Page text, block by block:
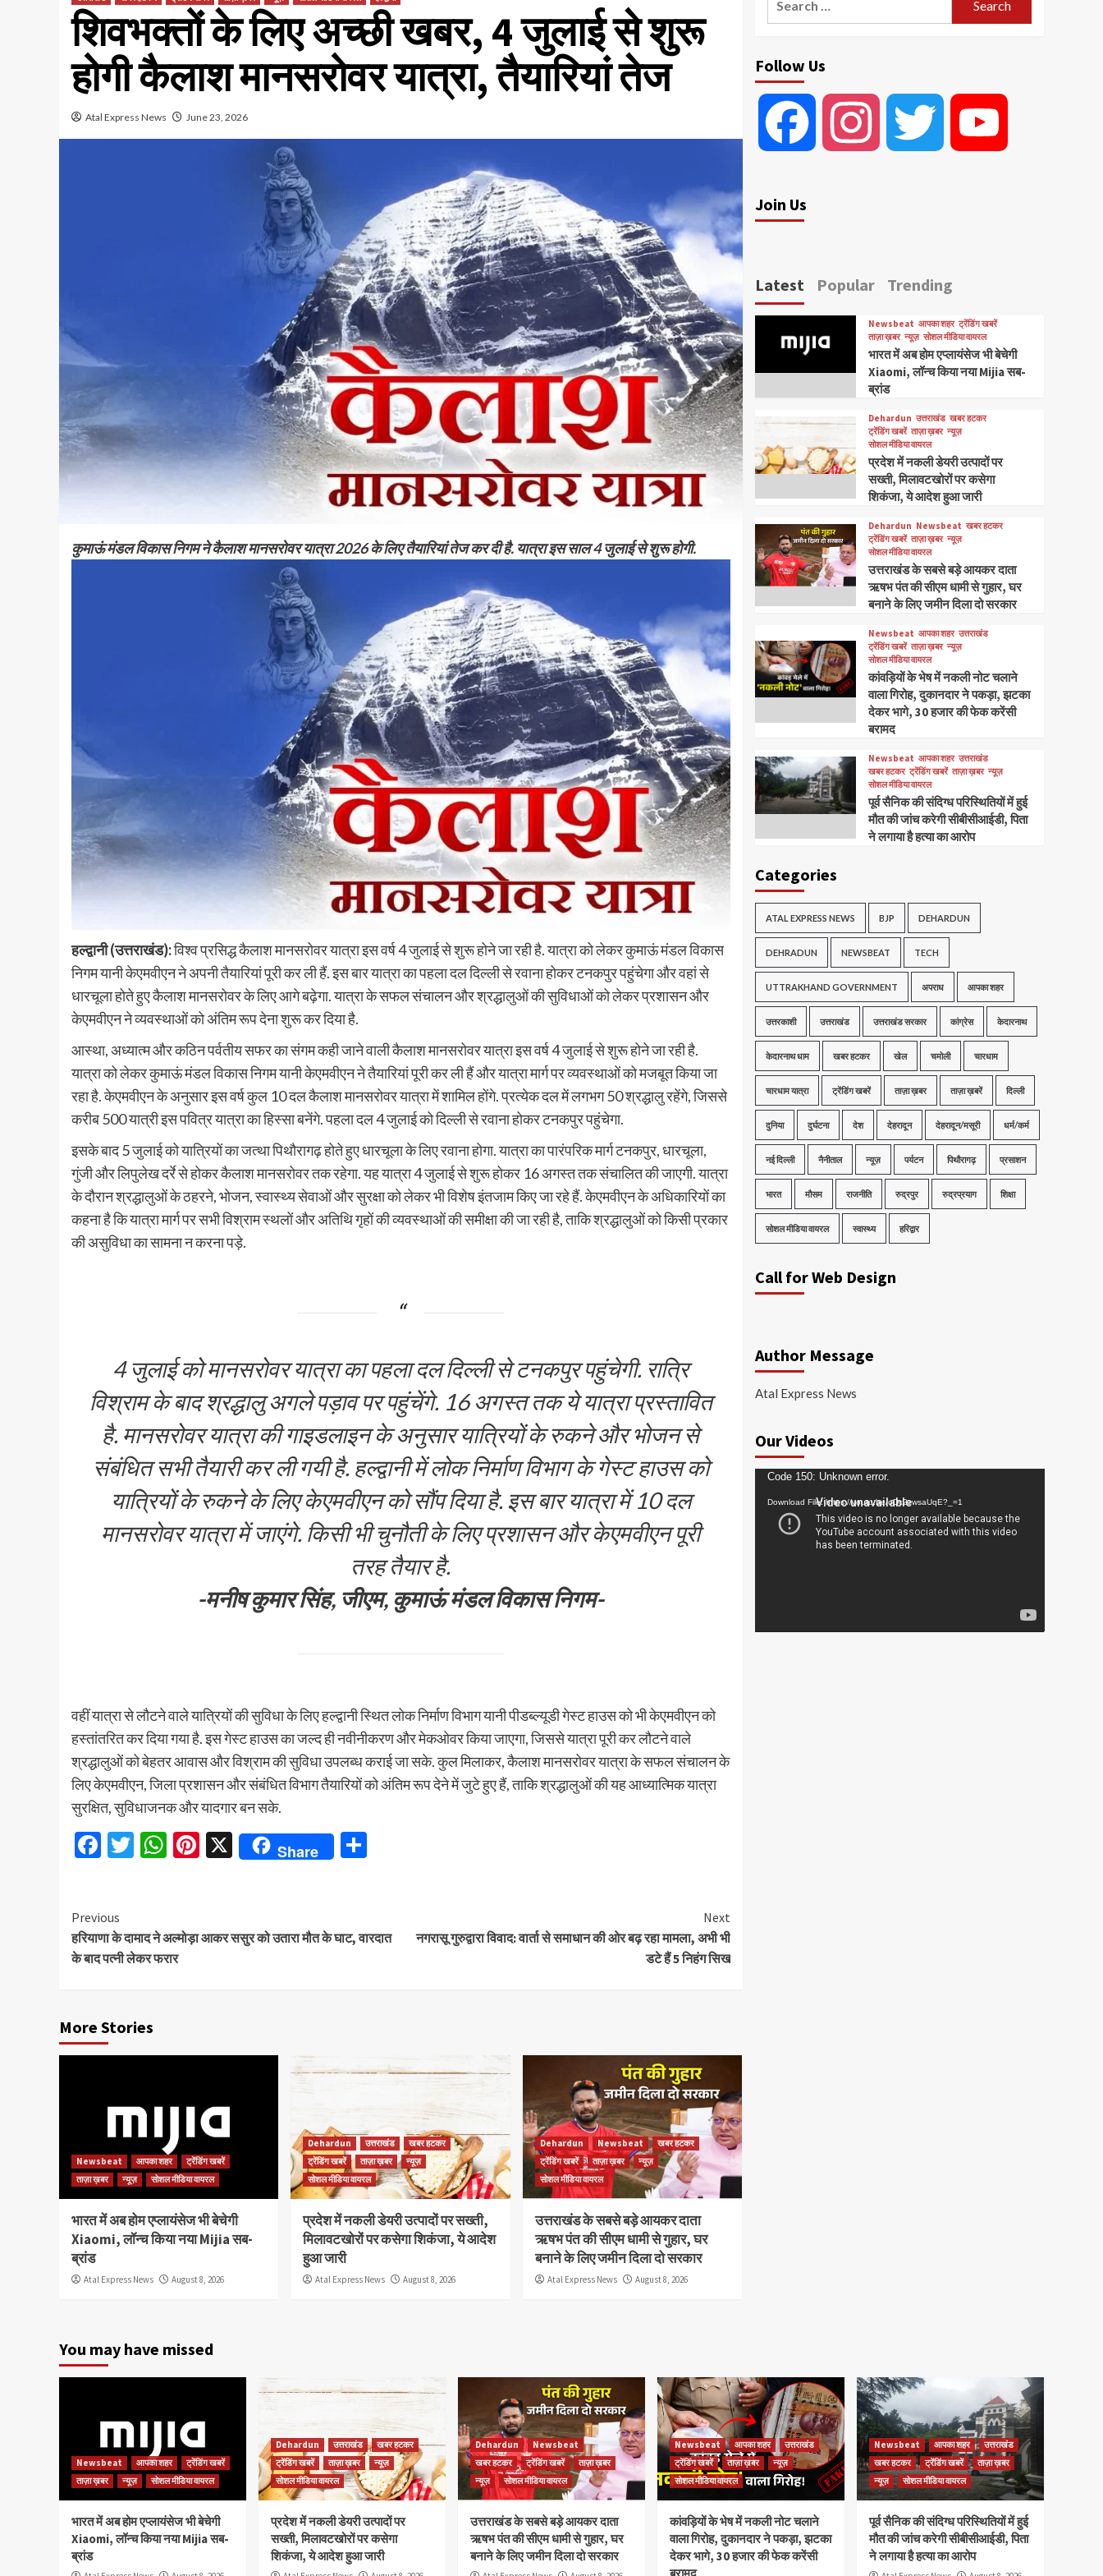
शिवभक्तों के लिए अच्छी खबर, 4 जुलाई से शुरू
होगी कैलाश मानसरोवर यात्रा, तैयारियां तेज
Atal Express News June 23, 2026
कुमाऊं मंडल विकास निगम ने कैलाश मानसरोवर यात्रा 2026 के लिए तैयारियां तेज कर दी है. यात्रा इस साल 4 जुलाई से शुरू होगी.
हल्द्वानी (उत्तराखंड):विश्व प्रसिद्ध कैलाश मानसरोवर यात्रा इस वर्ष 4 जुलाई से शुरू होने जा रही है. यात्रा को लेकर कुमाऊं मंडल विकास
निगम यानी केएमवीएन ने अपनी तैयारियां पूरी कर ली हैं. इस बार यात्रा का पहला दल दिल्ली से रवाना होकर टनकपुर पहुंचेगा और वहां से
धारचूला होते हुए कैलाश मानसरोवर के लिए आगे बढ़ेगा. यात्रा के सफल संचालन और श्रद्धालुओं की सुविधाओं को लेकर प्रशासन और
केएमवीएन ने व्यवस्थाओं को अंतिम रूप देना शुरू कर दिया है.
आस्था, अध्यात्म और कठिन पर्वतीय सफर का संगम कही जाने वाली कैलाश मानसरोवर यात्रा इस वर्ष 4 जुलाई से शुरू होने जा रही है.
यात्रा को लेकर कुमाऊं मंडल विकास निगम यानी केएमवीएन ने तैयारियां पूरी कर ली हैं और यात्रा मार्ग पर व्यवस्थाओं को मजबूत किया जा
रहा है. केएमवीएन के अनुसार इस वर्ष कुल 10 दल कैलाश मानसरोवर यात्रा में शामिल होंगे. प्रत्येक दल में लगभग 50 श्रद्धालु रहेंगे, जिससे
करीब 500 यात्री इस पवित्र यात्रा का हिस्सा बनेंगे. पहला दल 4 जुलाई को दिल्ली से रवाना होकर टनकपुर पहुंचेगा.
इसके बाद 5 जुलाई को यात्रियों का जत्था पिथौरागढ़ होते हुए धारचूला के लिए रवाना होगा. यात्रा का पारंपरिक मार्ग टनकपुर, धारचूला,
गुंजी और लिपुलेख दर्रे से होकर कैलाश मानसरोवर तक रहेगा. यह यात्रा 4 जुलाई से शुरू होकर 16 अगस्त तक संचालित की जाएगी. यात्रा
के दौरान श्रद्धालुओं के ठहरने, भोजन, स्वास्थ्य सेवाओं और सुरक्षा को लेकर भी विशेष इंतजाम किए जा रहे हैं. केएमवीएन के अधिकारियों का
कहना है कि यात्रा मार्ग पर सभी विश्राम स्थलों और अतिथि गृहों की व्यवस्थाओं की समीक्षा की जा रही है, ताकि श्रद्धालुओं को किसी प्रकार
की असुविधा का सामना न करना पड़े.
4 जुलाई को मानसरोवर यात्रा का पहला दल दिल्ली से टनकपुर पहुंचेगी. रात्रि
विश्राम के बाद श्रद्धालु अगले पड़ाव पर पहुंचेंगे. 16 अगस्त तक ये यात्रा प्रस्तावित
है. मानसरोवर यात्रा की गाइडलाइन के अनुसार यात्रियों के रुकने और भोजन से
संबंधित सभी तैयारी कर ली गयी है. हल्द्वानी में लोक निर्माण विभाग के गेस्ट हाउस को
यात्रियों के रुकने के लिए केएमवीएन को सौंप दिया है. इस बार यात्रा में 10 दल
मानसरोवर यात्रा में जाएंगे. किसी भी चुनौती के लिए प्रशासन और केएमवीएन पूरी
तरह तैयार है.
-मनीष कुमार सिंह, जीएम, कुमाऊं मंडल विकास निगम-
वहीं यात्रा से लौटने वाले यात्रियों की सुविधा के लिए हल्द्वानी स्थित लोक निर्माण विभाग यानी पीडब्ल्यूडी गेस्ट हाउस को भी केएमवीएन को
हस्तांतरित कर दिया गया है. इस गेस्ट हाउस का जल्द ही नवीनीकरण और मेकओवर किया जाएगा, जिससे यात्रा पूरी कर लौटने वाले
श्रद्धालुओं को बेहतर आवास और विश्राम की सुविधा उपलब्ध कराई जा सके. कुल मिलाकर, कैलाश मानसरोवर यात्रा के सफल संचालन के
लिए केएमवीएन, जिला प्रशासन और संबंधित विभाग तैयारियों को अंतिम रूप देने में जुटे हुए हैं, ताकि श्रद्धालुओं की यह आध्यात्मिक यात्रा
सुरक्षित, सुविधाजनक और यादगार बन सके.
Facebook
Twitter
WhatsApp
Pinterest
X Share
Continue
Reading
Previous
हरियाणा के दामाद ने अल्मोड़ा आकर ससुर को उतारा मौत के घाट, वारदात
के बाद पत्नी लेकर फरार
Next
नगरासू गुरुद्वारा विवाद: वार्ता से समाधान की ओर बढ़ रहा मामला, अभी भी
डटे हैं 5 निहंग सिख
More Stories
Newsbeat आपका शहर
ट्रेंडिंग खबरें
ताज़ा ख़बर
न्यूज़ सोशल मीडिया वायरल
भारत में अब होम एप्लायंसेज भी बेचेगी
Xiaomi, लॉन्च किया नया Mijia सब-
ब्रांड
Atal Express News August 8, 2026
Dehardun उत्तराखंड
खबर हटकर
ट्रेंडिंग खबरें
ताज़ा ख़बर
न्यूज़
सोशल मीडिया वायरल
प्रदेश में नकली डेयरी उत्पादों पर सख्ती,
मिलावटखोरों पर कसेगा शिकंजा, ये आदेश
हुआ जारी
Atal Express News August 8, 2026
Dehardun Newsbeat
खबर हटकर
ट्रेंडिंग खबरें
ताज़ा ख़बर
न्यूज़
सोशल मीडिया वायरल
उत्तराखंड के सबसे बड़े आयकर दाता
ऋषभ पंत की सीएम धामी से गुहार, घर
बनाने के लिए जमीन दिला दो सरकार
Atal Express News August 8, 2026
Follow Us
Facebook Instagram Twitter
Join Us
Latest Popular Trending
Newsbeat आपका शहर ट्रेंडिंग खबरें
ताज़ा ख़बर न्यूज़ सोशल मीडिया वायरल
भारत में अब होम एप्लायंसेज भी बेचेगी
Xiaomi, लॉन्च किया नया Mijia सब-
ब्रांड
Dehardun उत्तराखंड खबर हटकर
ट्रेंडिंग खबरें ताज़ा ख़बर न्यूज़
सोशल मीडिया वायरल
प्रदेश में नकली डेयरी उत्पादों पर
सख्ती, मिलावटखोरों पर कसेगा
शिकंजा, ये आदेश हुआ जारी
Dehardun Newsbeat खबर हटकर
ट्रेंडिंग खबरें ताज़ा ख़बर न्यूज़
सोशल मीडिया वायरल
उत्तराखंड के सबसे बड़े आयकर दाता
ऋषभ पंत की सीएम धामी से गुहार, घर
बनाने के लिए जमीन दिला दो सरकार
Newsbeat आपका शहर उत्तराखंड
ट्रेंडिंग खबरें ताज़ा ख़बर न्यूज़
सोशल मीडिया वायरल
कांवड़ियों के भेष में नकली नोट चलाने
वाला गिरोह, दुकानदार ने पकड़ा, झटका
देकर भागे, 30 हजार की फेक करेंसी
बरामद
Newsbeat आपका शहर उत्तराखंड
खबर हटकर ट्रेंडिंग खबरें ताज़ा ख़बर न्यूज़
सोशल मीडिया वायरल
पूर्व सैनिक की संदिग्ध परिस्थितियों में हुई
मौत की जांच करेगी सीबीसीआईडी, पिता
ने लगाया है हत्या का आरोप
Categories
ATAL EXPRESS NEWS BJP DEHARDUN
DEHRADUN NEWSBEAT TECH
UTTRAKHAND GOVERNMENT अपराध आपका शहर
उत्तरकाशी उत्तराखंड उत्तराखंड सरकार कांग्रेस केदारनाथ
केदारनाथ धाम खबर हटकर खेल चमोली चारधाम
चारधाम यात्रा ट्रेंडिंग खबरें ताज़ा ख़बर ताज़ा ख़बरें दिल्ली
दुनिया दुर्घटना देश देहरादून देहरादून/मसूरी धर्म/कर्म
नई दिल्ली नैनीताल न्यूज़ पर्यटन पिथौरागढ़ प्रसाशन
भारत मौसम राजनीति रुद्रपुर रुद्रप्रयाग शिक्षा
सोशल मीडिया वायरल स्वास्थ्य हरिद्वार
Call for Web Design
Author Message
Atal Express News
Our Videos
Video
Player
Code 150: Unknown error.
Download File: https://youtu.be/oDc2zwsaUqE?_=1
You may have missed
Newsbeat आपका शहर
ट्रेंडिंग खबरें
ताज़ा ख़बर
न्यूज़ सोशल मीडिया वायरल
भारत में अब होम एप्लायंसेज भी बेचेगी
Xiaomi, लॉन्च किया नया Mijia सब-
ब्रांड
Dehardun उत्तराखंड
खबर हटकर
ट्रेंडिंग खबरें
ताज़ा ख़बर
न्यूज़
सोशल मीडिया वायरल
प्रदेश में नकली डेयरी उत्पादों पर
सख्ती, मिलावटखोरों पर कसेगा
शिकंजा, ये आदेश हुआ जारी
Dehardun
Newsbeat
खबर हटकर
ट्रेंडिंग खबरें
ताज़ा ख़बर
न्यूज़
सोशल मीडिया वायरल
उत्तराखंड के सबसे बड़े आयकर दाता
ऋषभ पंत की सीएम धामी से गुहार, घर
बनाने के लिए जमीन दिला दो सरकार
Newsbeat आपका शहर
उत्तराखंड
ट्रेंडिंग खबरें
ताज़ा ख़बर
न्यूज़
सोशल मीडिया वायरल
कांवड़ियों के भेष में नकली नोट चलाने
वाला गिरोह, दुकानदार ने पकड़ा, झटका
देकर भागे, 30 हजार की फेक करेंसी
Newsbeat आपका शहर
उत्तराखंड
खबर हटकर
ट्रेंडिंग खबरें
ताज़ा ख़बर
न्यूज़
सोशल मीडिया वायरल
पूर्व सैनिक की संदिग्ध परिस्थितियों में हुई
मौत की जांच करेगी सीबीसीआईडी, पिता
ने लगाया है हत्या का आरोप